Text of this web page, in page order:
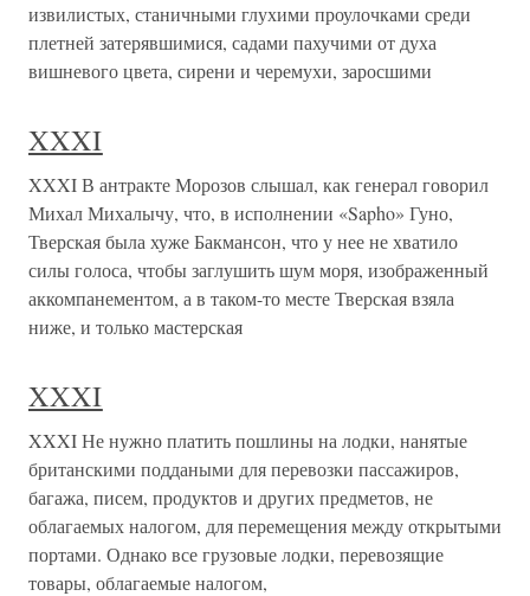
извилистых, станичными глухими проулочками среди
плетней затерявшимися, садами пахучими от духа
вишневого цвета, сирени и черемухи, заросшими
XXXI
XXXI В антракте Морозов слышал, как генерал говорил
Михал Михалычу, что, в исполнении «Sapho» Гуно,
Тверская была хуже Бакмансон, что у нее не хватило
силы голоса, чтобы заглушить шум моря, изображенный
аккомпанементом, а в таком-то месте Тверская взяла
ниже, и только мастерская
XXXI
XXXI Не нужно платить пошлины на лодки, нанятые
британскими поддаными для перевозки пассажиров,
багажа, писем, продуктов и других предметов, не
облагаемых налогом, для перемещения между открытыми
портами. Однако все грузовые лодки, перевозящие
товары, облагаемые налогом,